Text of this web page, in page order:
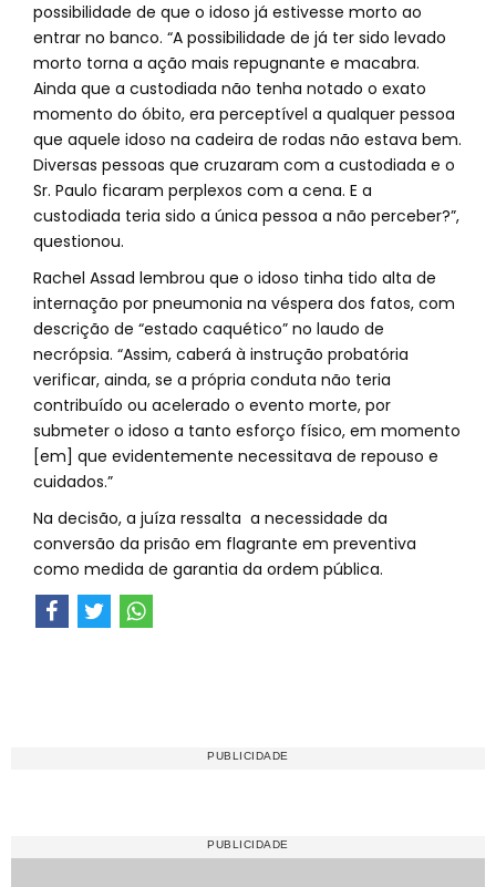
possibilidade de que o idoso já estivesse morto ao
entrar no banco. “A possibilidade de já ter sido levado
morto torna a ação mais repugnante e macabra.
Ainda que a custodiada não tenha notado o exato
momento do óbito, era perceptível a qualquer pessoa
que aquele idoso na cadeira de rodas não estava bem.
Diversas pessoas que cruzaram com a custodiada e o
Sr. Paulo ficaram perplexos com a cena. E a
custodiada teria sido a única pessoa a não perceber?”,
questionou.
Rachel Assad lembrou que o idoso tinha tido alta de
internação por pneumonia na véspera dos fatos, com
descrição de “estado caquético” no laudo de
necrópsia. “Assim, caberá à instrução probatória
verificar, ainda, se a própria conduta não teria
contribuído ou acelerado o evento morte, por
submeter o idoso a tanto esforço físico, em momento
[em] que evidentemente necessitava de repouso e
cuidados.”
Na decisão, a juíza ressalta a necessidade da
conversão da prisão em flagrante em preventiva
como medida de garantia da ordem pública.